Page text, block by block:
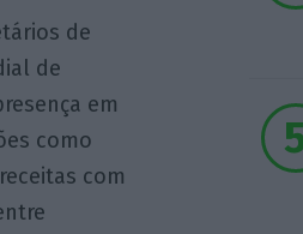
de
de
em
como
com